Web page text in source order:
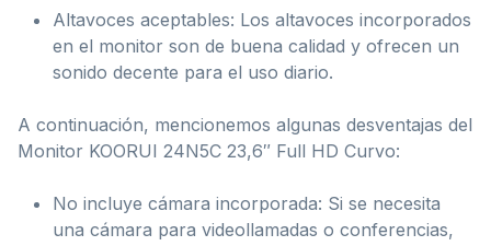
Altavoces aceptables: Los altavoces incorporados
en el monitor son de buena calidad y ofrecen un
sonido decente para el uso diario.
A continuación, mencionemos algunas desventajas del
Monitor KOORUI 24N5C 23,6″ Full HD Curvo:
No incluye cámara incorporada: Si se necesita
una cámara para videollamadas o conferencias,